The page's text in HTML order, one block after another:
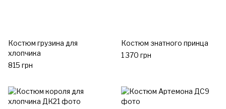
Костюм грузина для
хлопчика
815 грн
Костюм знатного принца
1 370 грн